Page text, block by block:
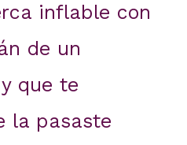
inflable con
de un
que te
la pasaste